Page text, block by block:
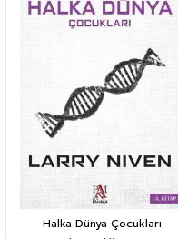
Halka Dünya Çocukları